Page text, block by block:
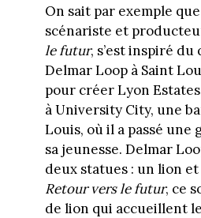
On sait par exemple que
scénariste et
le futur, s’est inspiré
Delmar Loop à Saint
pour créer Lyon
à University City, une
Louis, où il a passé une
sa jeunesse. Delmar
deux statues : un lion
Retour vers le futur, ce
de lion qui accueillent